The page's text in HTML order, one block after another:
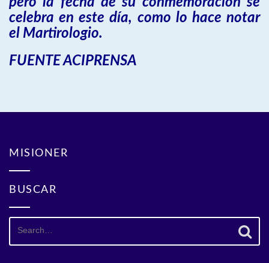
celebra en este día, como lo hace notar
el Martirologio.
FUENTE ACIPRENSA
MISIONER
BUSCAR
Search